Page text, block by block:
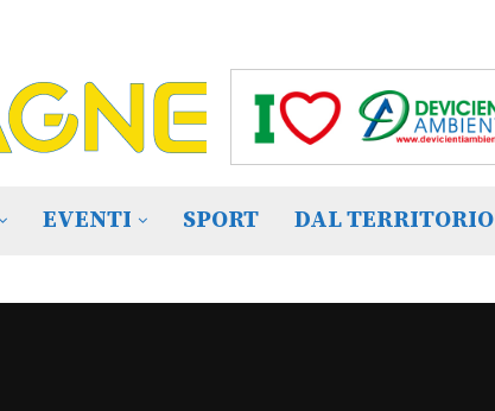
EVENTI SPORT DAL TERRITORIO